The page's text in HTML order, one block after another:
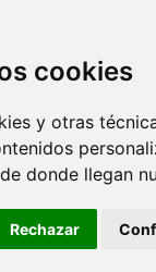
cookies
y otras
donde llegan
Rechazar